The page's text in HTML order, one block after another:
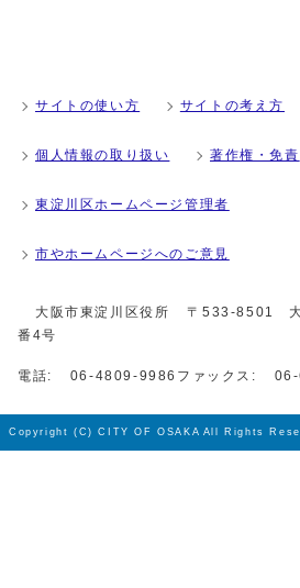
サイトの使い方 サイトの考え方
個人情報の取り扱い 著作権・免責
東淀川区ホームページ管理者
市やホームページへのご意見
大阪市東淀川区役所
〒533-8501 大
番4号
電話: 06-4809-9986 ファックス:
Copyright (C) CITY OF OSAKA All Rights